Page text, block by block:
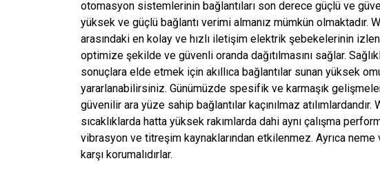
otomasyon sistemlerinin bağlantıları son derece güçlü ve
yüksek ve güçlü bağlantı verimi almanız mümkün olmaktadır.
arasındaki en kolay ve hızlı iletişim elektrik şebekelerinin
optimize şekilde ve güvenli oranda dağıtılmasını sağlar.
sonuçlara elde etmek için akıllıca bağlantılar sunan yüksek
yararlanabilirsiniz. Günümüzde spesifik ve karmaşık
güvenilir ara yüze sahip bağlantılar kaçınılmaz
sıcaklıklarda hatta yüksek rakımlarda dahi aynı çalışma
vibrasyon ve titreşim kaynaklarından etkilenmez. Ayrıca neme
karşı korumalıdırlar.